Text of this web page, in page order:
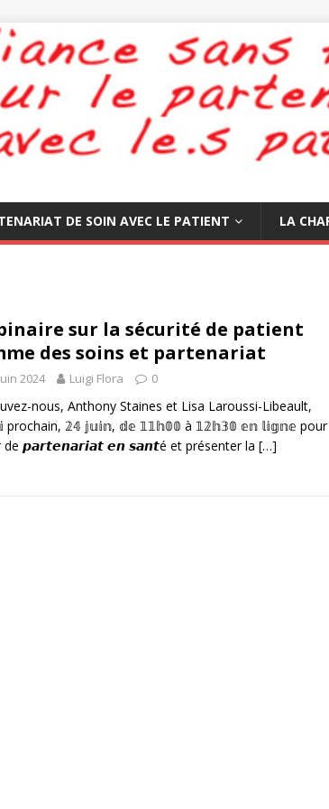
DE SOIN AVEC LE PATIENT LA
sur la sécurité de patient
des soins et partenariat
2024 Luigi Flora 0
nous, Anthony Staines et Lisa Laroussi-Libeault,
prochain, 𝟚𝟜 𝕛𝕦𝕚𝕟, 𝕕𝕖 𝟙𝟙𝕙𝟘𝟘 à 𝟙𝟚𝕙𝟛𝟘 𝕖𝕟 𝕝𝕚𝕘𝕟𝕖 pour
de 𝙥𝙖𝙧𝙩𝙚𝙣𝙖𝙧𝙞𝙖𝙩 𝙚𝙣 𝙨𝙖𝙣𝙩é et présenter la […]